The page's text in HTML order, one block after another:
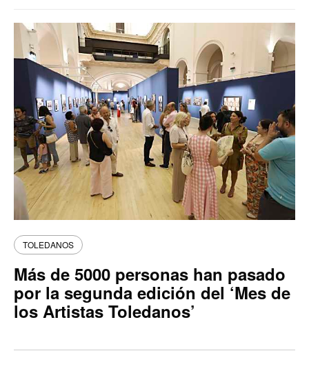
TOLEDANOS
Más de 5000 personas han pasado
por la segunda edición del ‘Mes de
los Artistas Toledanos’